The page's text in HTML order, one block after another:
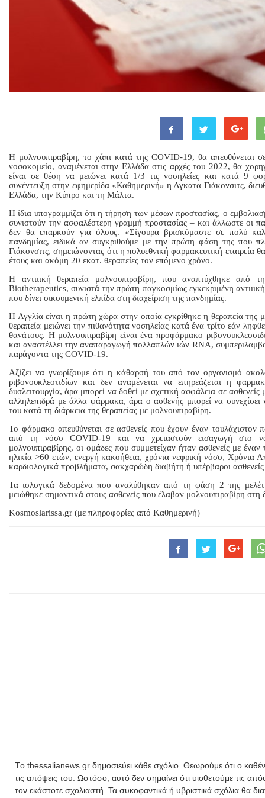
Η μολνουπιραβίρη, το χάπι κατά της COVID-19, θα απευθύνεται
νοσοκομείο, αναμένεται στην Ελλάδα στις αρχές του 2022, θα
είναι σε θέση να μειώνει κατά 1/3 τις νοσηλείες και κατά 9
συνέντευξη στην εφημερίδα «Καθημερινή» η Αγκατα Γιάκονσιτς,
Ελλάδα, την Κύπρο και τη Μάλτα.
Η ίδια υπογραμμίζει ότι η τήρηση των μέσων προστασίας, ο
συνιστούν την ασφαλέστερη γραμμή προστασίας – και άλλωστε οι
δεν θα επαρκούν για όλους. «Σίγουρα βρισκόμαστε σε πολύ
πανδημίας, ειδικά αν συγκριθούμε με την πρώτη φάση της που
Γιάκονσιτς, σημειώνοντας ότι η πολυεθνική φαρμακευτική εταιρεία
έτους και ακόμη 20 εκατ. θεραπείες τον επόμενο χρόνο.
H αντιιική θεραπεία μολνουπιραβίρη, που αναπτύχθηκε
Biotherapeutics, συνιστά την πρώτη παγκοσμίως εγκεκριμένη
που δίνει οικουμενική ελπίδα στη διαχείριση της πανδημίας.
Η Αγγλία είναι η πρώτη χώρα στην οποία εγκρίθηκε η θεραπεία της
θεραπεία μειώνει την πιθανότητα νοσηλείας κατά ένα τρίτο εάν
θανάτους. Η μολνουπιραβίρη είναι ένα προφάρμακο
και αναστέλλει την αναπαραγωγή πολλαπλών ιών RNA,
παράγοντα της COVID-19.
Αξίζει να γνωρίζουμε ότι η κάθαρσή του από τον οργανισμό
ριβονουκλεοτιδίων και δεν αναμένεται να επηρεάζεται η
δυσλειτουργία, άρα μπορεί να δοθεί με σχετική ασφάλεια σε ασθενείς
αλληλεπιδρά με άλλα φάρμακα, άρα ο ασθενής μπορεί να
του κατά τη διάρκεια της θεραπείας με μολνουπιραβίρη.
Το φάρμακο απευθύνεται σε ασθενείς που έχουν έναν
από τη νόσο COVID-19 και να χρειαστούν εισαγωγή στο
μολνουπιραβίρης, οι ομάδες που συμμετείχαν ήταν ασθενείς με
ηλικία >60 ετών, ενεργή κακοήθεια, χρόνια νεφρική νόσο,
καρδιολογικά προβλήματα, σακχαρώδη διαβήτη ή υπέρβαροι
Τα ιολογικά δεδομένα που αναλύθηκαν από τη φάση 2 της
μειώθηκε σημαντικά στους ασθενείς που έλαβαν μολνουπιραβίρη
Kosmoslarissa.gr (με πληροφορίες από Kαθημερινή)
Tο thessalianews.gr δημοσιεύει κάθε σχόλιο. Θεωρούμε ότι ο
τις απόψεις του. Ωστόσο, αυτό δεν σημαίνει ότι υιοθετούμε τις
τον εκάστοτε σχολιαστή. Τα συκοφαντικά ή υβριστικά σχόλια θα